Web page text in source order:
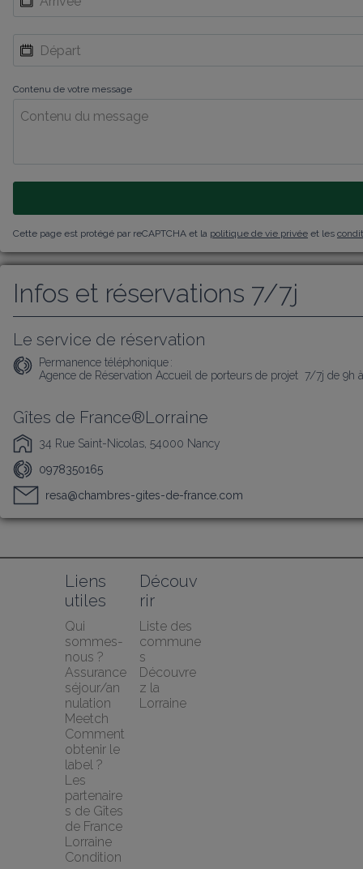
Contenu de votre message
Cette page est protégé par reCAPTCHA et la politique de vie privée et les
Infos et réservations 7/7j
Le service de réservation
Permanence téléphonique :
Agence de Réservation Accueil de porteurs de projet  7/7j de 9h
Gîtes de France®Lorraine
34 Rue Saint-Nicolas, 54000 Nancy
0978350165
resa@chambres-gites-de-france.com
Liens
utiles
Qui
sommes-
nous ?
Assurance
séjour/an
nulation
Meetch
Comment
obtenir le
label ?
Les
partenaire
s de Gîtes
de France
Lorraine
Condition
Découv
rir
Liste des
commune
s
Découvre
z la
Lorraine